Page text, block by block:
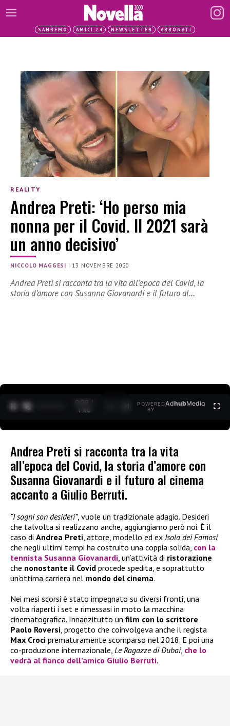
SANREMO AMICI 24 NEWSLETTER ABBONATI
REALITY
Andrea Preti: ‘Ho perso mia
nonna per il Covid. Il 2021 sarà
un anno decisivo’
NICCOLO MAGGESI | 13 NOVEMBRE 2020
Andrea Preti si racconta tra la vita all’epoca del Covid, la
storia d’amore con Susanna Giovanardi e il futuro al…
0:30 /
1:40
POWERED
BY
AdhubMedia
Andrea Preti si racconta tra la vita
all’epoca del Covid, la storia d’amore con
Susanna Giovanardi e il futuro al cinema
accanto a Giulio Berruti.
“I sogni son desideri”, vuole un tradizionale adagio. Desideri
che talvolta si realizzano anche, aggiungiamo però noi. È il
caso di Andrea Preti, attore, modello ed ex Isola dei Famosi
che negli ultimi tempi ha costruito una coppia solida, con la
tennista Susanna Giovanardi, un’attività di ristorazione
che nonostante il Covid procede spedita, e soprattutto
un’ottima carriera nel mondo del cinema.
Nei mesi scorsi è stato impegnato su diversi fronti, una
volta riaperti i set e rimessasi in moto la macchina
cinematografica. Innanzitutto un film con lo scrittore
Paolo Roversi, progetto che coinvolgeva anche il regista
Max Croci prematuramente scomparso nel 2018. E poi una
co-produzione internazionale, Le Ragazze di Dubai, che lo
vedrà al fianco dell’amico Giulio Berruti.